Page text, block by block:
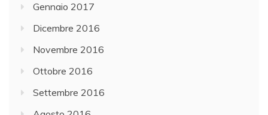
Gennaio 2017
Dicembre 2016
Novembre 2016
Ottobre 2016
Settembre 2016